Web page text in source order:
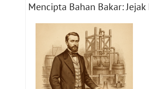
Mencipta Bahan Bakar: